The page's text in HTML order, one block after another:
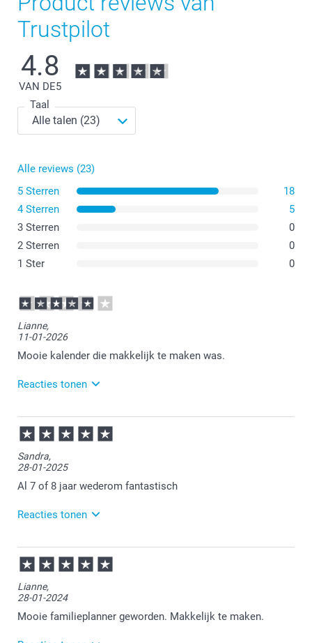
Trustpilot
4.8
VAN DE5
Taal
Alle reviews (23)
5 Sterren
18
4 Sterren
5
3 Sterren
0
2 Sterren
0
1 Ster
0
Lianne,
11-01-2026
Mooie kalender die makkelijk te maken was.
Reacties tonen
12-01-2026
11:21
Dat is goed om te lezen.
Veel plezier van de kalender.
Sandra,
28-01-2025
Al 7 of 8 jaar wederom fantastisch
Reacties tonen
29-01-2025
14:30
Bedankt voor je review. Wat ontzettend fijn dat je nog
familieplanner. Heel veel plezier er van!
Lianne,
28-01-2024
Mooie familieplanner geworden. Makkelijk te maken.